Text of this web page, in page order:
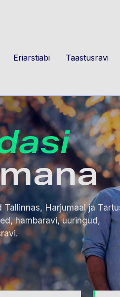
Eriarstiabi Taastusravi
Harjumaal ja
hambaravi, uuringud,